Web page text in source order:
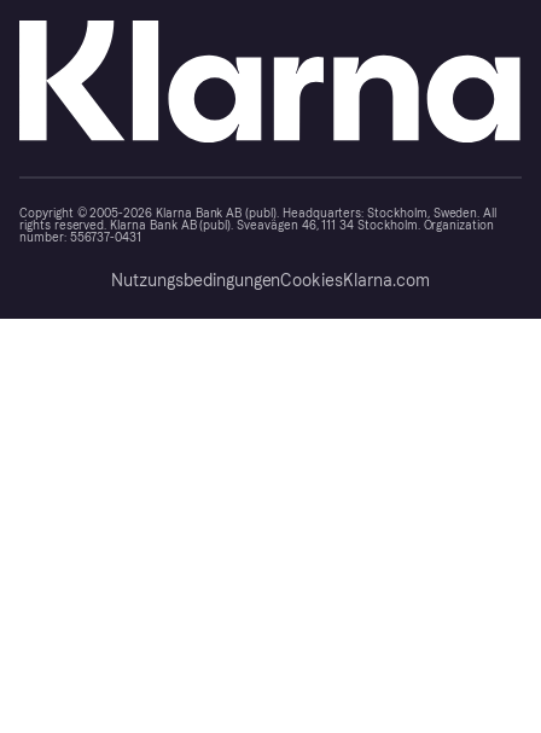
Copyright © 2005-2026 Klarna Bank AB (publ). Headquarters: Stockholm, Sweden. All
rights reserved. Klarna Bank AB (publ). Sveavägen 46, 111 34 Stockholm. Organization
number: 556737-0431
NutzungsbedingungenCookiesKlarna.com